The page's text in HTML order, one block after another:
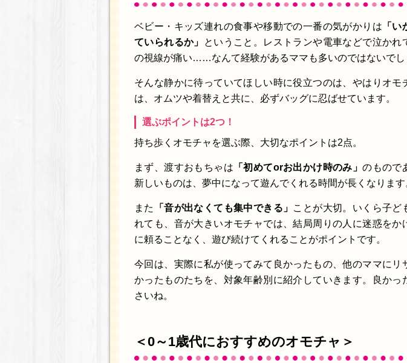
ベビー・キッズ連れの食事や移動での一番の気がかりは 「
ていられるか」
ということ。レストランや電車などで泣かれ
の視線が痛い……なんて経験があるママも多いのではないでし
そんな静かに待っていてほしい時に役立つのは、やはりオモ
は、オムツや着替えと共に、必ずバッグに忍ばせています。
選ぶポイントは2つ！
持ち歩くオモチャを選ぶ際、大切なポイントは2点。
まず、渡すおもちゃは 「初めてorお出かけ時のみ」のもので
新しいものは、夢中になって遊んでくれる時間が長くなります
また 「音が出なくても集中できる」 ことが大切。いくら子ど
れても、音が大きいオモチャでは、結局周りの人に迷惑をか
に頼ることなく、遊び続けてくれることがポイントです。
今回は、実際に私が使ってみて良かったもの、他のママにリ
かったものたちを、対象年齢別に紹介していきます。良かっ
さいね。
＜0～1歳代におすすめのオモチャ＞